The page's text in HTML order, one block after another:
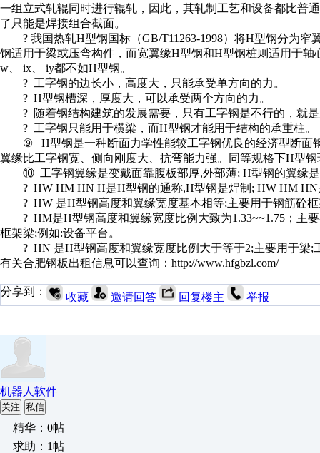
一组立式轧辊同时进行辊轧，因此，其轧制工艺和设备都比普
了只能是焊接组合截面。
? 我国热轧H型钢国标（GB/T11263-1998）将H型钢分为窄
钢适用于梁或压弯构件，而宽翼缘H型钢和H型钢桩则适用于
w、 ix、 iy都不如H型钢。
? 工字钢的边长小，高度大，只能承受单方向的力。
? H型钢槽深，厚度大，可以承受两个方向的力。
? 随着钢结构建筑的发展需要，只有工字钢是不行的，就是
? 工字钢只能用于横梁，而H型钢才能用于结构的承重柱。
⑨ H型钢是一种断面力学性能较工字钢优良的经济型断面钢
翼缘比工字钢宽、侧向刚度大、抗弯能力强。同等规格下H型
⑩ 工字钢翼缘是变戴面靠腹板部厚,外部薄; H型钢的翼缘
? HW HM HN H是H型钢的通称,H型钢是焊制; HW HM HN
? HW 是H型钢高度和翼缘宽度基本相等;主要用于钢筋砼框
? HM是H型钢高度和翼缘宽度比例大致为1.33~~1.75；主
框架梁;例如:设备平台。
? HN 是H型钢高度和翼缘宽度比例大于等于2;主要用于梁;
有关合肥钢板出租信息可以查询：http://www.hfgbzl.com/
分享到： 收藏 邀请回答 回复楼主 举报
机器人软件
关注 私信
精华：0帖
求助：1帖